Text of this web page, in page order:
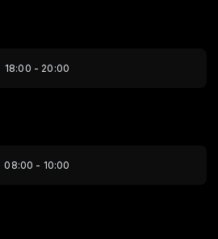
18:00 - 20:00
08:00 - 10:00